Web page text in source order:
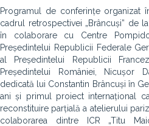
Programul de conferințe organizat
cadrul retrospectivei „Brâncuși” de
în colaborare cu Centre
Președintelui Republicii Federale
al Președintelui Republicii
Președintelui României, Nicușor
dedicată lui Constantin Brâncuși în
ani și primul proiect internațional
reconstituire parțială a atelierului
colaborarea dintre ICR „Titu